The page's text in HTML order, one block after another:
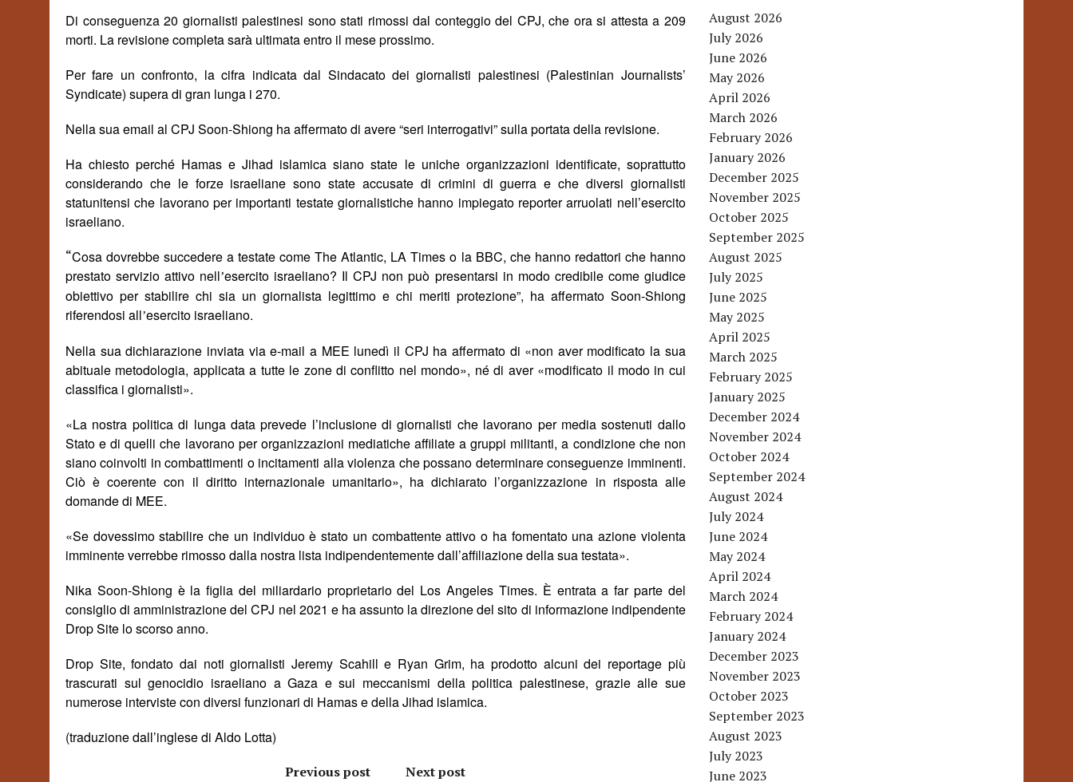
Di conseguenza 20 giornalisti palestinesi sono stati rimossi dal conteggio del CPJ, che ora si attesta a 209
morti. La revisione completa sarà ultimata entro il mese prossimo.
Per fare un confronto, la cifra indicata dal Sindacato dei giornalisti palestinesi (Palestinian Journalists’
Syndicate) supera di gran lunga i 270.
Nella sua email al CPJ Soon-Shiong ha affermato di avere “seri interrogativi” sulla portata della revisione.
Ha chiesto perché Hamas e Jihad islamica siano state le uniche organizzazioni identificate, soprattutto
considerando che le forze israeliane sono state accusate di crimini di guerra e che diversi giornalisti
statunitensi che lavorano per importanti testate giornalistiche hanno impiegato reporter arruolati nell’esercito
israeliano.
“Cosa dovrebbe succedere a testate come The Atlantic, LA Times o la BBC, che hanno redattori che hanno
prestato servizio attivo nell’esercito israeliano? Il CPJ non può presentarsi in modo credibile come giudice
obiettivo per stabilire chi sia un giornalista legittimo e chi meriti protezione”, ha affermato Soon-Shiong
riferendosi all’esercito israeliano.
Nella sua dichiarazione inviata via e-mail a MEE lunedì il CPJ ha affermato di «non aver modificato la sua
abituale metodologia, applicata a tutte le zone di conflitto nel mondo», nédi aver «modificato il modo in cui
classifica i giornalisti».
«La nostra politica di lunga data prevede l’inclusione di giornalisti che lavorano per media sostenuti dallo
Stato e di quelli che lavorano per organizzazioni mediatiche affiliate a gruppi militanti, a condizione che non
siano coinvolti in combattimenti o incitamenti alla violenza che possano determinareconseguenze imminenti.
Ciò è coerente con il diritto internazionale umanitario», ha dichiarato l’organizzazione in risposta alle
domande di MEE.
«Se dovessimo stabilire che un individuo è stato un combattente attivo o ha fomentato una azione violenta
imminenteverrebbe rimosso dalla nostra lista indipendentemente dall’affiliazione della sua testata».
Nika Soon-Shiong è la figlia del miliardario proprietario del Los Angeles Times. È entrata a far parte del
consiglio di amministrazione del CPJ nel 2021 e ha assunto la direzione del sito di informazione indipendente
Drop Site lo scorso anno.
Drop Site, fondato dai noti giornalisti Jeremy Scahill e Ryan Grim, ha prodotto alcuni dei reportage più
trascurati sul genocidio israeliano a Gaza e sui meccanismi della politica palestinese, grazie alle sue
numerose interviste con diversi funzionari di Hamas e della Jihad islamica.
(traduzione dall’inglese di Aldo Lotta)
Previous post Next post
August 2026
July 2026
June 2026
May 2026
April 2026
March 2026
February 2026
January 2026
December 2025
November 2025
October 2025
September 2025
August 2025
July 2025
June 2025
May 2025
April 2025
March 2025
February 2025
January 2025
December 2024
November 2024
October 2024
September 2024
August 2024
July 2024
June 2024
May 2024
April 2024
March 2024
February 2024
January 2024
December 2023
November 2023
October 2023
September 2023
August 2023
July 2023
June 2023